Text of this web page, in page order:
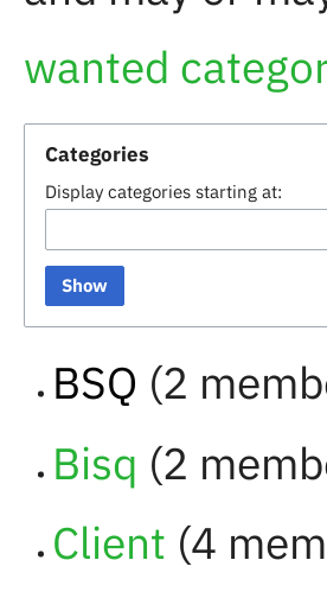
wanted
Categories
Display categories starting at:
Show
BSQ (2
Bisq (2
Client (4